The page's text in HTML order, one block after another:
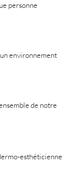
personne
environnement
de notre
esthéticienne